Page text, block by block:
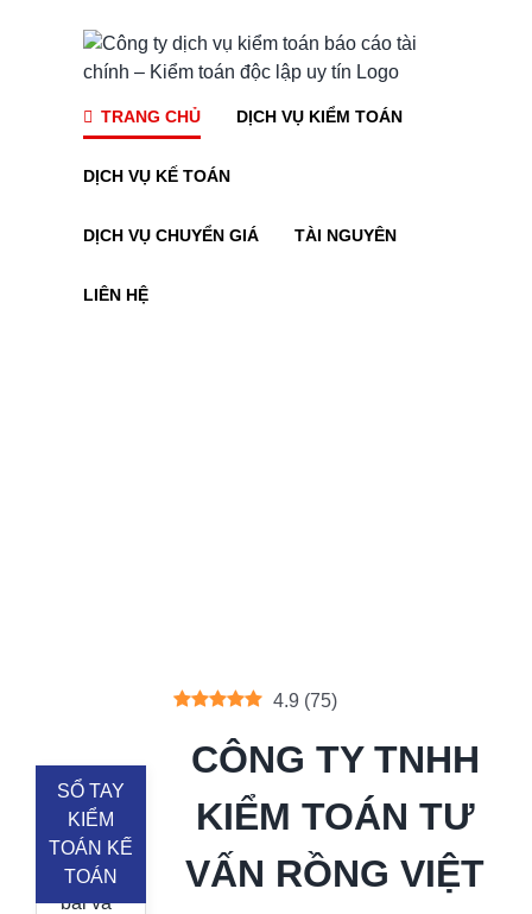
TRANG CHỦ DỊCH VỤ KIỂM TOÁN
DỊCH VỤ KẾ TOÁN
DỊCH VỤ CHUYỂN GIÁ TÀI NGUYÊN
LIÊN HỆ
4.9 (75)
CÔNG TY TNHH
KIỂM TOÁN TƯ
VẤN RỒNG VIỆT
SỔ TAY
KIỂM
TOÁN KẾ
TOÁN
Lệ phí
môn
bài và